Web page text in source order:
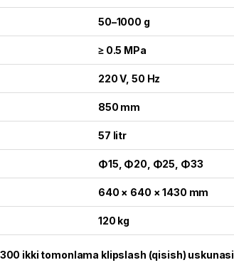
50–1000 g
≥ 0.5 MPa
220 V, 50 Hz
850 mm
57 litr
Φ15, Φ20, Φ25, Φ33
640 × 640 × 1430 mm
120 kg
300 ikki tomonlama klipslash (qisish) uskunasi